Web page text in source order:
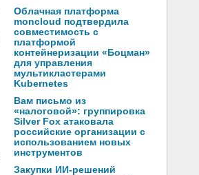
Облачная платформа
moncloud подтвердила
совместимость с
платформой
контейнеризации «Боцман»
для управления
мультикластерами
Kubernetes
Вам письмо из
«налоговой»: группировка
Silver Fox атаковала
российские организации с
использованием новых
инструментов
Закупки ИИ-решений